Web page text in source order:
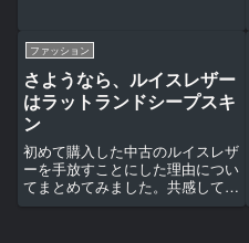
ファッション
さようなら、ルイスレザー
はラットランドシープスキ
ン
初めて購入した中古のルイスレザ
ーを手放すことにした理由につい
てまとめてみました。共感して頂
けたら幸いです＊